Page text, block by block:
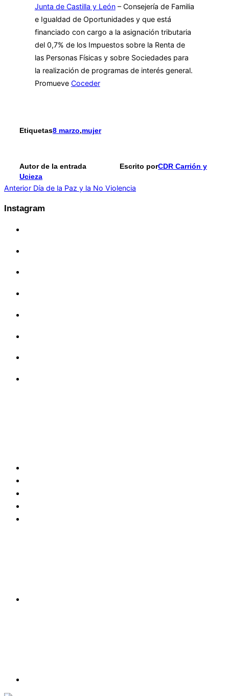
Junta de Castilla y León– Consejería de Familia
e Igualdad de Oportunidades y que está
financiado con cargo a la asignación tributaria
del 0,7% de los Impuestos sobre la Renta de
las Personas Físicas y sobre Sociedades para
la realización de programas de interés general.
Promueve Coceder
Etiquetas8 marzo,mujer
Autor de la entrada Escrito porCDR Carrión y
Ucieza
Navegación
de
Anterior
Anterior Día de la Paz y la No Violencia
Instagram